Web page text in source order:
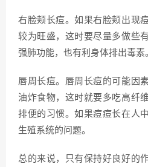
右脸颊长痘。如果右脸颊出现
较为旺盛，这时要尽量多做些
强肺功能，也有利身体排出毒素
唇周长痘。唇周长痘的可能因
油炸食物，这时就要多吃高纤
排便的习惯。如果痘痘长在人
生殖系统的问题。
总的来说，只有保持好良好的